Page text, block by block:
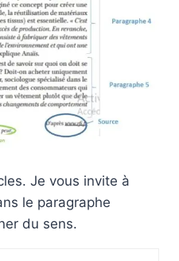
Je vous invite à
le paragraphe
du sens.